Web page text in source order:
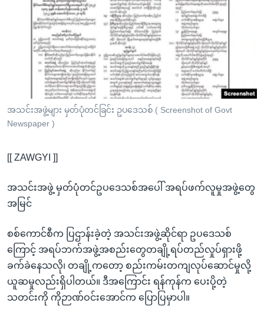
စာမျက်နှာ
ကြည့်
ရန်
ရန်
သို့
ကျော်
ရုပ်ရှင်ထဲက အင်္ဂလိပ်စာ
သုတပဒေသာ အင်္ဂလိပ်စာ
ရေဒီယို/တီဗွီအစီအစဉ်
Learning English
ဗွီအိုအေ လူမှုကွန်ယက်များ
အသင်းအဖွဲ့များ မှတ်ပုံတင်ခြင်း ဥပဒေသစ် ( Screenshot of Govt
Newspaper )
[[ ZAWGYI ]]
အသင်းအဖွဲ့ မှတ်ပုံတင်ဥပဒေသစ်အပေါ် အရပ်ဖက်လူမှုအဖွဲ့တွေ
အမြင်
စစ်ကောင်စီက ပြဌာန်းခဲ့တဲ့ အသင်းအဖွဲ့ဆိုင်ရာ ဥပဒေသစ်
ကြောင့် အရပ်ဘက်အဖွဲ့အစည်းတွေတချို့ရပ်တည်လှုပ်ရှားဖို့
ခက်ခဲနေသလို၊ တချို့ကတော့ စည်းကမ်းတကျလုပ်ဆောင်မှုလို့
ယူဆမှုလည်းရှိပါတယ်။ ဒီအကြောင်း ရန်ကုန်က ပေးပို့တဲ့
သတင်းကို ကိုဉာဏ်ဝင်းအောင်က ပြောပြမှာပါ။